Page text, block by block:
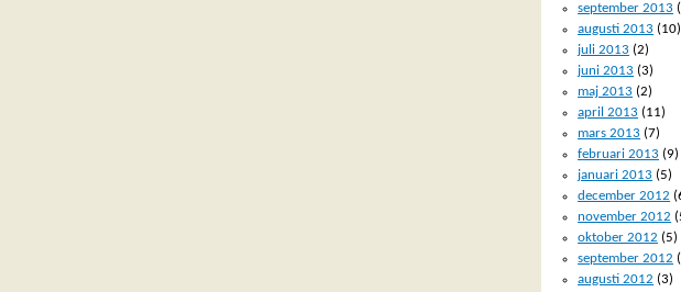
september 2013
augusti 2013 (10)
juli 2013 (2)
juni 2013 (3)
maj 2013 (2)
april 2013 (11)
mars 2013 (7)
februari 2013 (9)
januari 2013 (5)
december 2012
november 2012
oktober 2012 (5)
september 2012
augusti 2012 (3)